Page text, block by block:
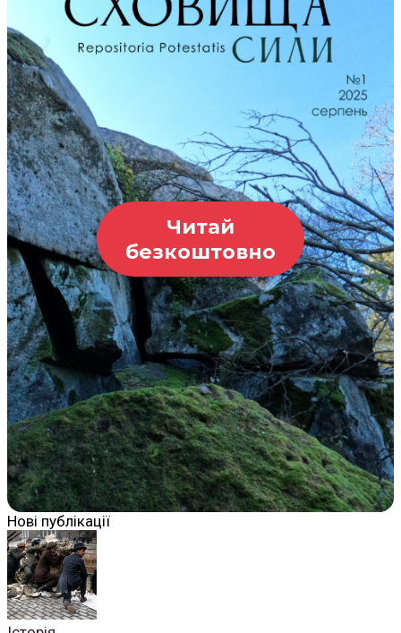
Читай
безкоштовно
Нові публікації